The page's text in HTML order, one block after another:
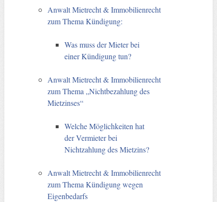
Anwalt Mietrecht & Immobilienrecht
zum Thema Kündigung:
Was muss der Mieter bei
einer Kündigung tun?
Anwalt Mietrecht & Immobilienrecht
zum Thema „Nichtbezahlung des
Mietzinses“
Welche Möglichkeiten hat
der Vermieter bei
Nichtzahlung des Mietzins?
Anwalt Mietrecht & Immobilienrecht
zum Thema Kündigung wegen
Eigenbedarfs